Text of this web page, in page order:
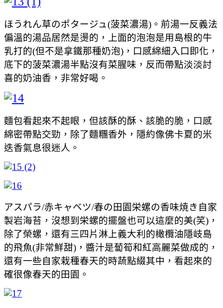
ほうれん草のポタージュ(菠菜濃湯)。前湯一反義法
偏溫的湯品居然是燙的，上面的泡泡是用島根的牛
乳打的(但不是拿鐵那種奶泡)，口感綿細入口即化，
底下的菠菜濃湯半點沒有菜腥味，反而帶點淡淡討
喜的奶油香，非常好喝。
麵包看起來不起眼，但該酥的酥、該脆的脆，口感
綿密帶點交勁，除了麵糰香外，隱約像佛卡夏的米
迭香氣息很迷人。
アスパラ/赤キャベツ/春の田園栄螺の香味焼き自家
製岩海苔，沒想到栄螺的擺盤也可以這麼的美(笑)，
除了榮螺，還有三四片淋上義大利的橄欖油隱岐島
的飛魚(非常鮮甜)，醬汁是蔔筍和紅高麗菜做成的，
還有一些自家栽種春天的時蔬點綴其中，看起來的
確很像春天的田園。